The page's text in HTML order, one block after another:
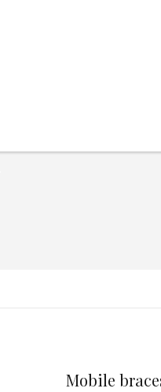
Mobile